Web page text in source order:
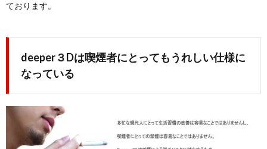
ております。
deeper３Dは喫煙者にとってもうれしい仕様に
なっている